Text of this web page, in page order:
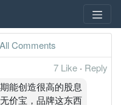
All Comments
7 Like · Reply
能创造很高的股息
价宝，品牌这东西